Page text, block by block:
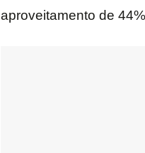
aproveitamento de